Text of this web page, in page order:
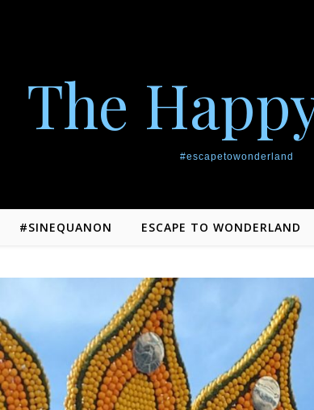
The
#escapetowonderland
#SINEQUANON ESCAPE TO WONDERLAND